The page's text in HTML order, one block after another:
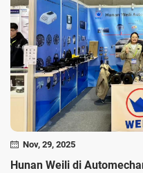
mempamerkan pelbagai produk
kami telah menarik ramai
antarabangsa untuk
Nov, 29, 2025
Hunan Weili di